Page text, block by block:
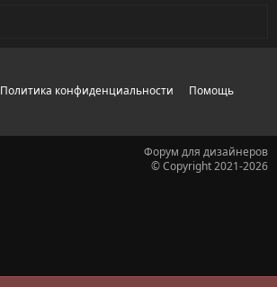
Политика конфиденциальности
Помощь
Форум для дизайнеров
© Copyright 2021-2026